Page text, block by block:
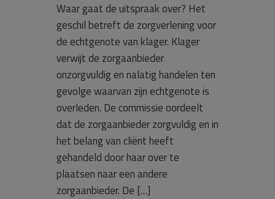
Waar gaat de uitspraak over? Het
geschil betreft de zorgverlening voor
de echtgenote van klager. Klager
verwijt de zorgaanbieder
onzorgvuldig en nalatig handelen ten
gevolge waarvan zijn echtgenote is
overleden. De commissie oordeelt
dat de zorgaanbieder zorgvuldig en in
het belang van cliënt heeft
gehandeld door haar over te
plaatsen naar een andere
zorgaanbieder. De […]